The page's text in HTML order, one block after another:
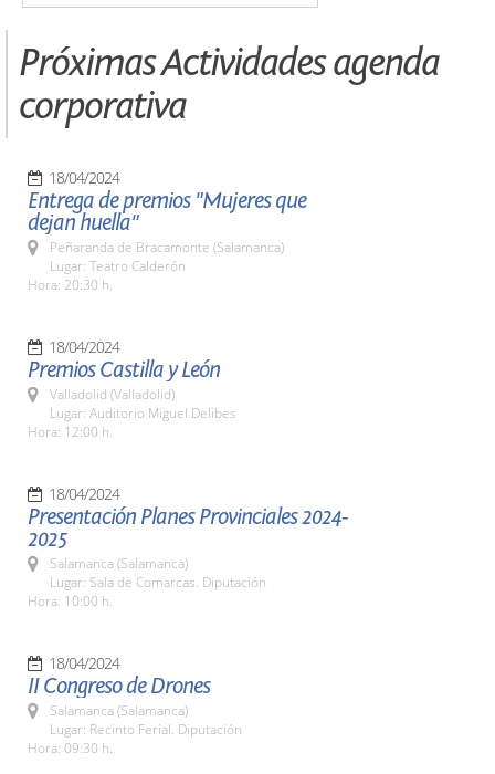
Próximas Actividades agenda
corporativa
18/04/2024
Entrega de premios "Mujeres que
dejan huella"
Peñaranda de Bracamonte (Salamanca)
Lugar: Teatro Calderón
Hora: 20:30 h.
18/04/2024
Premios Castilla y León
Valladolid (Valladolid)
Lugar: Auditorio Miguel Delibes
Hora: 12:00 h.
18/04/2024
Presentación Planes Provinciales 2024-
2025
Salamanca (Salamanca)
Lugar: Sala de Comarcas. Diputación
Hora: 10:00 h.
18/04/2024
II Congreso de Drones
Salamanca (Salamanca)
Lugar: Recinto Ferial. Diputación
Hora: 09:30 h.